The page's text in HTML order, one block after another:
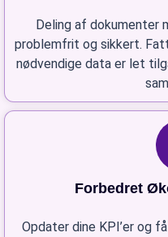
Deling af dokumenter
problemfrit og sikkert.
nødvendige data er let
Forbedret
Opdater dine KPI’er og